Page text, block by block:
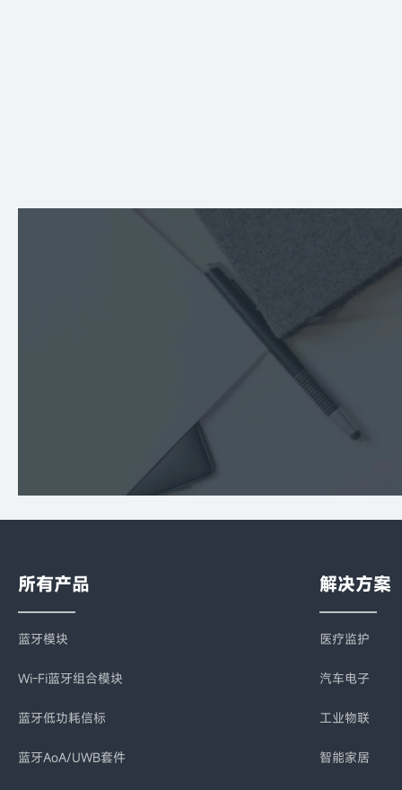
所有产品
蓝牙模块
Wi-Fi蓝牙组合模块
蓝牙低功耗信标
蓝牙AoA/UWB套件
解决方案
医疗监护
汽车电子
工业物联
智能家居